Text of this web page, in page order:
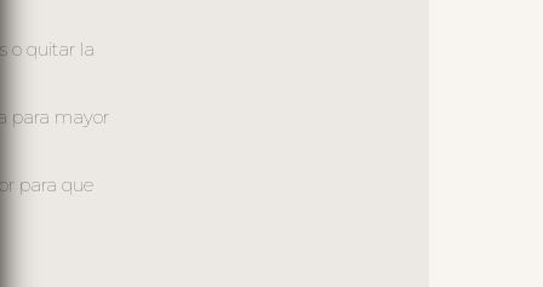
o quitar la
para mayor
para que